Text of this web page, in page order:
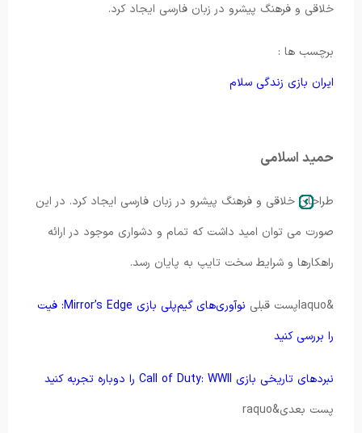
خلاقی و فرهنگ پیشرو در زبان فارسی ایجاد کرد.
برچسب ها :
ایران بازی زندگی سلام
حمید اسلامی
طراحان خلاقی و فرهنگ پیشرو در زبان فارسی ایجاد کرد. در این
صورت می توان امید داشت که تمام و دشواری موجود در ارائه
راهکارها و شرایط سخت تایپ به پایان رسد.
&laquoپست قبلی
نوآوری‌های گیم‌پلی بازی Mirror’s Edge: فیت
را بررسی کنید
نبردهای تاریخی بازی Call of Duty: WWII را دوباره تجربه کنید
پست بعدی&raquo